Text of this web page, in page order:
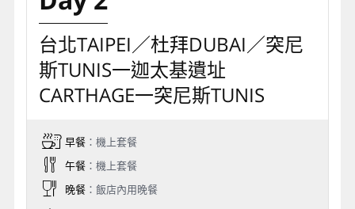
台北TAIPEI／杜拜DUBAI／突尼
斯TUNIS一迦太基遺址
CARTHAGE一突尼斯TUNIS
早餐：機上套餐
午餐：機上套餐
晚餐：飯店內用晚餐